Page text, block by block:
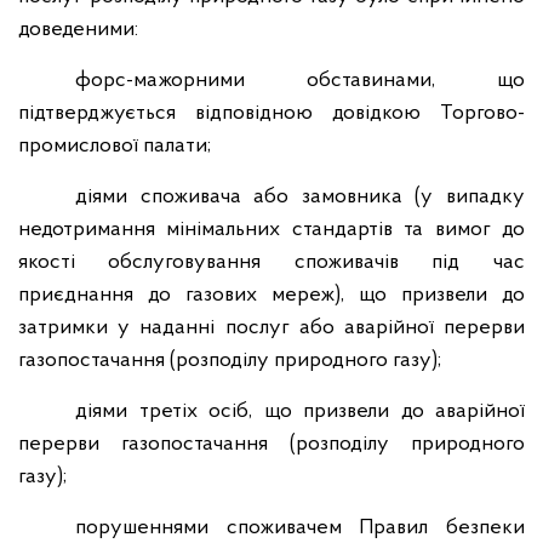
доведеними:
форс-мажорними обставинами, що
підтверджується відповідною довідкою Торгово-
промислової палати;
діями споживача або замовника (у випадку
недотримання мінімальних стандартів та вимог до
якості обслуговування споживачів під час
приєднання до газових мереж), що призвели до
затримки у наданні послуг або аварійної перерви
газопостачання (розподілу природного газу);
діями третіх осіб, що призвели до аварійної
перерви газопостачання (розподілу природного
газу);
порушеннями споживачем Правил безпеки